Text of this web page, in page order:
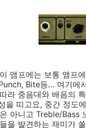
앰프에는 보통 앰프
Bite등… 여기에
라 중음대와 배음의
을 띠고요, 중간 정도
아니고 Treble/Bass
을 발견하는 재미가